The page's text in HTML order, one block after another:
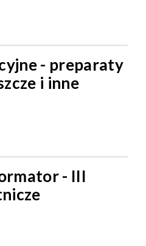
- preparaty
i inne
- III